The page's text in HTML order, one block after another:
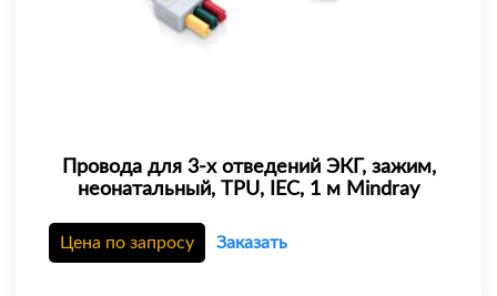
Провода для 3-х отведений ЭКГ, зажим,
неонатальный, TPU, IEC, 1 м Mindray
Цена по запросу Заказать